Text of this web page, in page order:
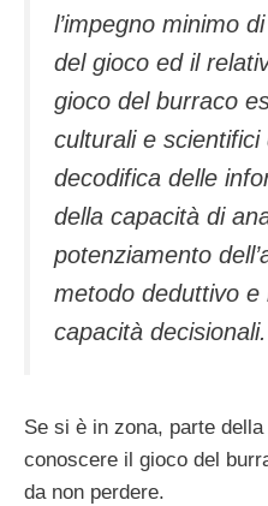
l’impegno minimo
del gioco ed il
gioco del burraco
culturali e
decodifica delle
della capacità di
potenziamento
metodo deduttivo e
capacità decisionali.
Se si è in zona, parte
conoscere il gioco del
da non perdere.